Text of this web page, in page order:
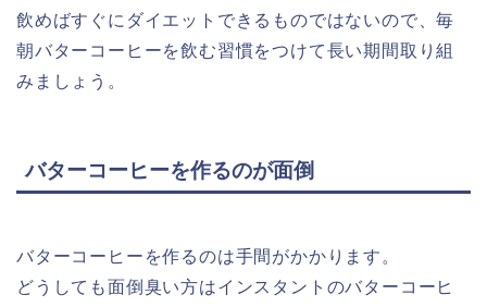
飲めばすぐにダイエットできるものではないので、毎
朝バターコーヒーを飲む習慣をつけて長い期間取り組
みましょう。
バターコーヒーを作るのが面倒
バターコーヒーを作るのは手間がかかります。
どうしても面倒臭い方はインスタントのバターコーヒ